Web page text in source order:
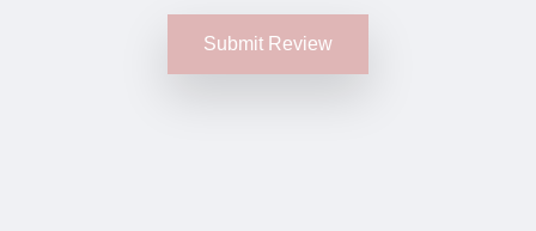
Submit Review